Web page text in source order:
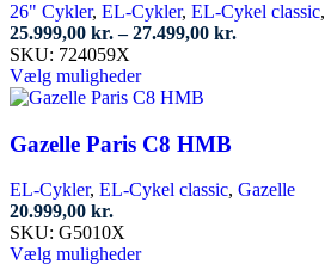
26" Cykler, EL-Cykler, EL-Cykel classic,
25.999,00 kr. – 27.499,00 kr.
SKU: 724059X
Vælg mulighederDette
vare
flere
Mulighederne
kan
på
Gazelle Paris C8 HMB
EL-Cykler, EL-Cykel classic, Gazelle
20.999,00 kr.
SKU: G5010X
Vælg mulighederDette